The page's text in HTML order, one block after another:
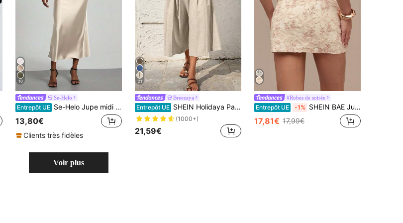
10
Se-Helo
Entrepôt UE Se-Helo Jupe midi en satin pour femme, version petite, texture satinée élastique, style mode citadine polyvalente, tenue saisonnière, beige, printemps, luxe discret
13,80€
Clients très fidèles
21
Breezaya
Entrepôt UE SHEIN Holidaya Pantalon capri en lin décontracté pour femmes, convient pour les loisirs, la plage et la maison
(1000+)
21,59€
#Robes de soirée
Entrepôt UE -1% SHEIN BAE Jupe mini à fleurs 3D roses pour femmes, mini-culottes, été pour femmes, jupe de remise des diplômes
17,81€ 17,99€
Voir plus